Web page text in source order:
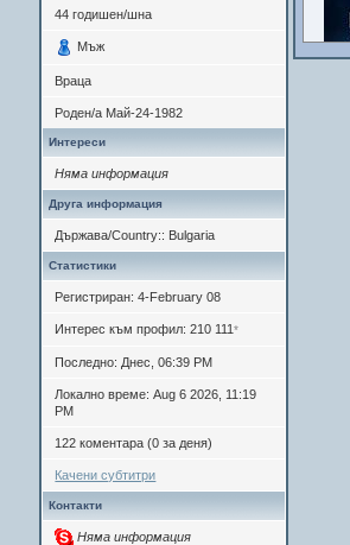
44 годишен/шна
Мъж
Враца
Роден/а Май-24-1982
Интереси
Няма информация
Друга информация
Държава/Country:: Bulgaria
Статистики
Регистриран: 4-February 08
Интерес към профил: 210 111*
Последно: Днес, 06:39 PM
Локално време: Aug 6 2026, 11:19
PM
122 коментара (0 за деня)
Качени субтитри
Контакти
Няма информация